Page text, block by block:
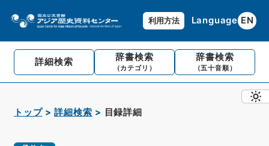
利用方法 Language EN
詳細検索 辞書検索
（カテゴリ）
辞書検索
（五十音順）
トップ 詳細検索 目録詳細